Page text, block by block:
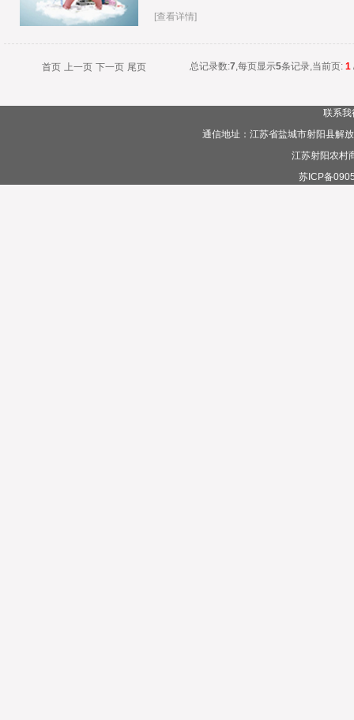
[查看详情]
首页 上一页 下一页 尾页 总记录数:7,每页显示5条记录,当前页: 1
联系我
通信地址：江苏省盐城市射阳县解
江苏射阳农村
苏ICP备